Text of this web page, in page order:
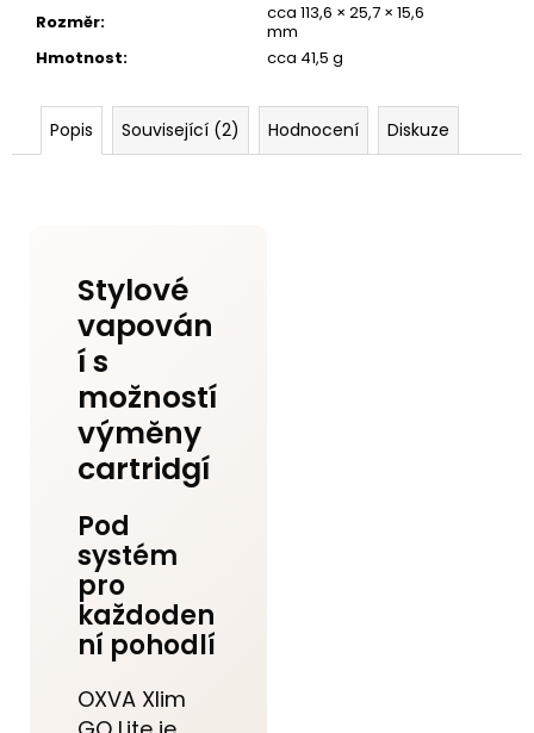
Rozměr:
cca 113,6 × 25,7 × 15,6
mm
Hmotnost: cca 41,5 g
Popis Související (2) Hodnocení Diskuze
Stylové
vapován
í s
možností
výměny
cartridgí
Pod
systém
pro
každoden
ní pohodlí
OXVA Xlim